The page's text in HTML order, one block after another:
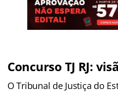
Concurso TJ RJ:
O Tribunal de Justiça do